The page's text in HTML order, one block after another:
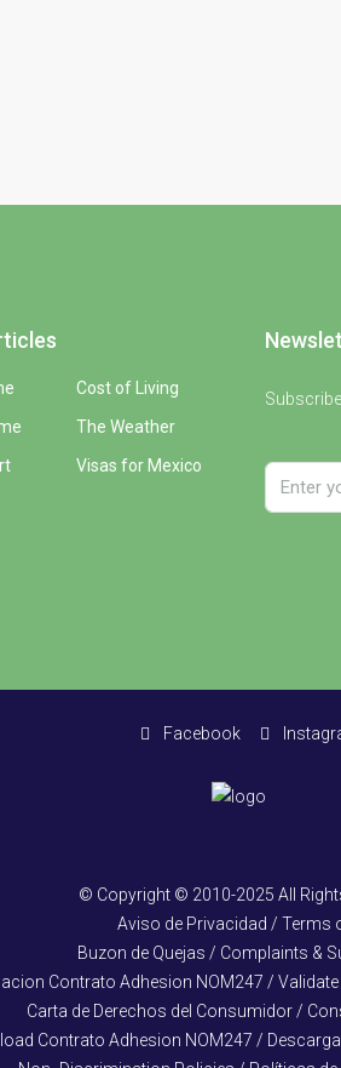
Cost of Living
The Weather
Visas for Mexico
Facebook
© Copyright © 2010-2025 All
Aviso de Privacidad / Terms
Buzon de Quejas / Complaints &
Contrato Adhesion NOM247 /
Carta de Derechos del Consumidor /
Contrato Adhesion NOM247 /